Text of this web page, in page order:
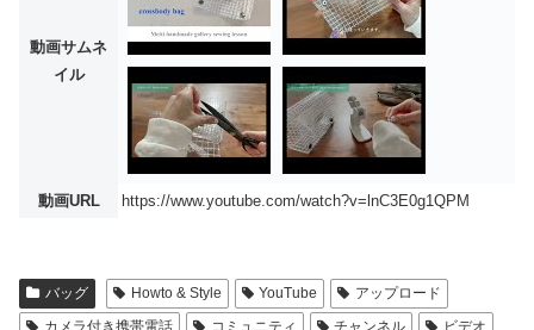
動画サムネ
イル
動画URL https://www.youtube.com/watch?v=lnC3E0g1QPM
バッグ Howto & Style YouTube
アップロード
カメラ付き携帯電話
コミュニティ チャンネル
ビデオ